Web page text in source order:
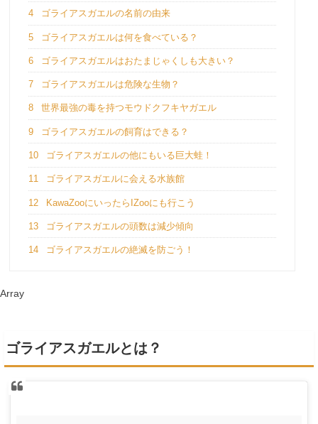
4 ゴライアスガエルの名前の由来
5 ゴライアスガエルは何を食べている？
6 ゴライアスガエルはおたまじゃくしも大きい？
7 ゴライアスガエルは危険な生物？
8 世界最強の毒を持つモウドクフキヤガエル
9 ゴライアスガエルの飼育はできる？
10 ゴライアスガエルの他にもいる巨大蛙！
11 ゴライアスガエルに会える水族館
12 KawaZooにいったらIZooにも行こう
13 ゴライアスガエルの頭数は減少傾向
14 ゴライアスガエルの絶滅を防ごう！
Array
ゴライアスガエルとは？